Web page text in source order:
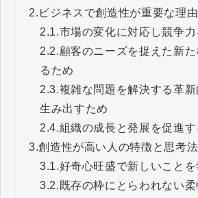
2. ビジネスで創造性が重要な理
2.1.市場の変化に対応し競争
2.2.顧客のニーズを捉えた新
るため
2.3.複雑な問題を解決する革
生み出すため
2.4.組織の成長と発展を促進
3.創造性が高い人の特徴と思考法
3.1.好奇心旺盛で新しいこと
3.2. 既存の枠にとらわれない